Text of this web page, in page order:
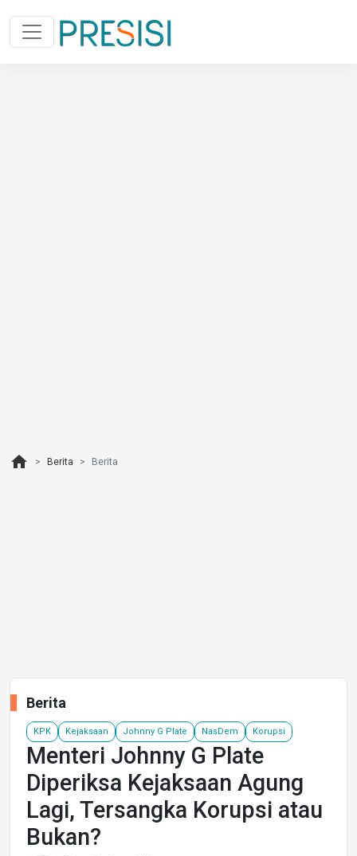
home Berita Berita
Berita
KPK Kejaksaan Johnny G Plate NasDem Korupsi
Menteri Johnny G Plate
Diperiksa Kejaksaan Agung
Lagi, Tersangka Korupsi atau
Bukan?